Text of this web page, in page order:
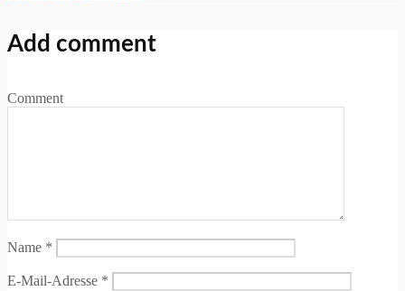
Add comment
Comment
Name *
E-Mail-Adresse *